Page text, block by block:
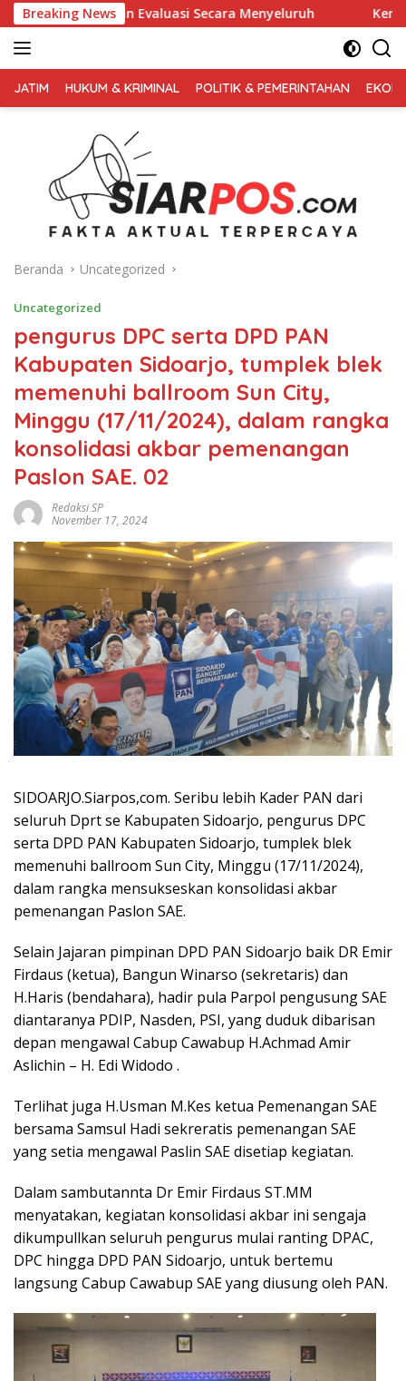
Langsung
ke
konten
Breaking News
Evaluasi Secara Menyeluruh Kembali Pimpin 0PS
TERPERCAYA
JATIM HUKUM & KRIMINAL POLITIK & PEMERINTAHAN
Beranda Uncategorized
Uncategorized
pengurus DPC serta DPD PAN
Kabupaten Sidoarjo, tumplek blek
memenuhi ballroom Sun City,
Minggu (17/11/2024), dalam rangka
konsolidasi akbar pemenangan
Paslon SAE. 02
Redaksi SP
November 17, 2024
SIDOARJO.Siarpos,com. Seribu lebih Kader PAN dari
seluruh Dprt se Kabupaten Sidoarjo, pengurus DPC
serta DPD PAN Kabupaten Sidoarjo, tumplek blek
memenuhi ballroom Sun City, Minggu (17/11/2024),
dalam rangka mensukseskan konsolidasi akbar
pemenangan Paslon SAE.
Selain Jajaran pimpinan DPD PAN Sidoarjo baik DR Emir
Firdaus (ketua), Bangun Winarso (sekretaris) dan
H.Haris (bendahara), hadir pula Parpol pengusung SAE
diantaranya PDIP, Nasden, PSI, yang duduk dibarisan
depan mengawal Cabup Cawabup H.Achmad Amir
Aslichin – H. Edi Widodo .
Terlihat juga H.Usman M.Kes ketua Pemenangan SAE
bersama Samsul Hadi sekreratis pemenangan SAE
yang setia mengawal Paslin SAE disetiap kegiatan.
Dalam sambutannta Dr Emir Firdaus ST.MM
menyatakan, kegiatan konsolidasi akbar ini sengaja
dikumpullkan seluruh pengurus mulai ranting DPAC,
DPC hingga DPD PAN Sidoarjo, untuk bertemu
langsung Cabup Cawabup SAE yang diusung oleh PAN.